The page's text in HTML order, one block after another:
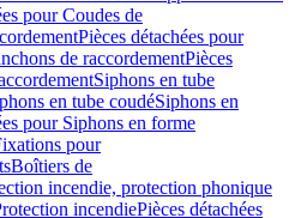
pour Coudes de
Pièces détachées pour
de raccordementPièces
Siphons en tube
en tube coudéSiphons en
pour Siphons en forme
pour
Boîtiers de
incendie, protection phonique
incendiePièces détachées